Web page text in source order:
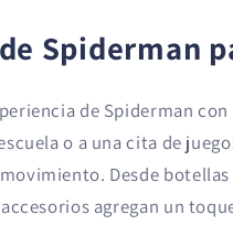
Spiderman
de Spiderman
o a una cita de
Desde
agregan un